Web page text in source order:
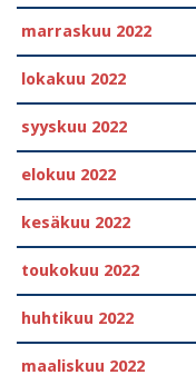
marraskuu 2022
lokakuu 2022
syyskuu 2022
elokuu 2022
kesäkuu 2022
toukokuu 2022
huhtikuu 2022
maaliskuu 2022